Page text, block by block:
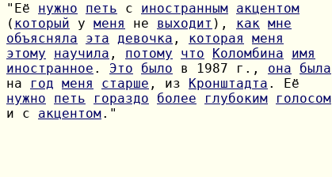
"Её нужно петь с иностранным акцентом
( который у меня не выходит ), как мне
объясняла
эта девочка , которая
меня
этому
научила , потому что Коломбина
имя
иностранное . Это было в 1987 г., она
была
на
год меня старше , из Кронштадта
нужно
петь гораздо более глубоким
голосом
и с акцентом."